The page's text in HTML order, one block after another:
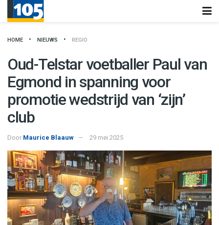
HOME NIEUWS REGIO
Oud-Telstar voetballer Paul van
Egmond in spanning voor
promotie wedstrijd van ‘zijn’
club
Door Maurice Blaauw 29 mei 2025